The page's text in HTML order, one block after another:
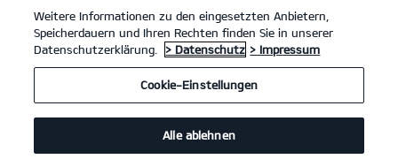
3. Probefahrt
4. Gewinnspiele
5. Kategorien von Empfängern personenbezogener
6. Einsatz von Social-Media-Plug-ins im Rahmen von
Weitere Informationen zu den eingesetzten Anbietern,
Speicherdauern und Ihren Rechten finden Sie in unserer
Datenschutzerklärung.
> Datenschutz > Impressum
Cookie-Einstellungen
Alle ablehnen